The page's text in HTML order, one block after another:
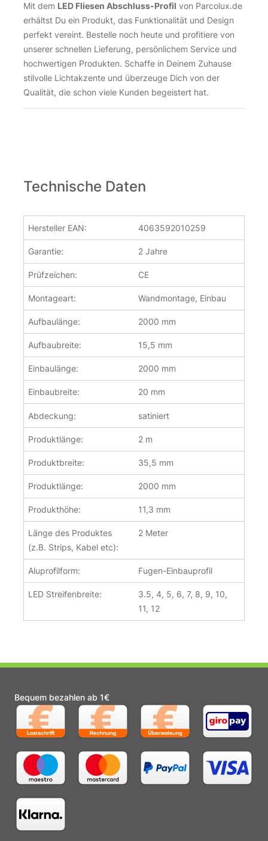
Mit dem LED Fliesen Abschluss-Profil von Parcolux.de
erhältst Du ein Produkt, das Funktionalität und Design
perfekt vereint. Bestelle noch heute und profitiere von
unserer schnellen Lieferung, persönlichem Service und
hochwertigen Produkten. Schaffe in Deinem Zuhause
stilvolle Lichtakzente und überzeuge Dich von der
Qualität, die schon viele Kunden begeistert hat.
Technische Daten
Hersteller EAN: 4063592010259
Garantie: 2 Jahre
Prüfzeichen: CE
Montageart: Wandmontage, Einbau
Aufbaulänge: 2000 mm
Aufbaubreite: 15,5 mm
Einbaulänge: 2000 mm
Einbaubreite: 20 mm
Abdeckung: satiniert
Produktlänge: 2 m
Produktbreite: 35,5 mm
Produktlänge: 2000 mm
Produkthöhe: 11,3 mm
Länge des Produktes
(z.B. Strips, Kabel etc):
2 Meter
Aluprofilform: Fugen-Einbauprofil
LED Streifenbreite:
3.5, 4, 5, 6, 7, 8, 9, 10,
11, 12
Bequem bezahlen ab 1€